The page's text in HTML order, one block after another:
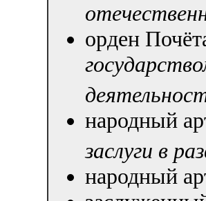
орден
народный
заслуги в
народный